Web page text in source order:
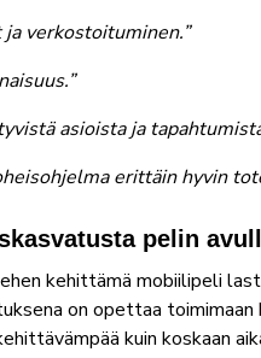
verkostoituminen.”
asioista ja
erittäin hyvin
pelin
kehittämä mobiilipeli
on opettaa
kuin koskaan